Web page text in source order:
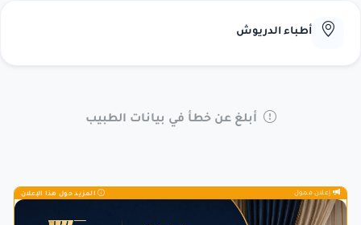
أطباء الدريوش
أبلغ عن خطأ في بيانات الطبيب
إعلان ممول المزيد حول هذا الإعلان